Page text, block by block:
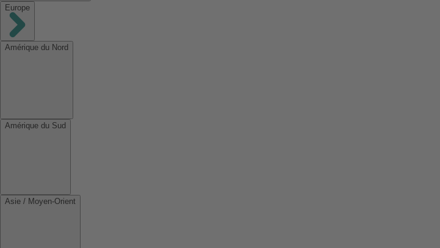
Europe
Amérique du Nord
Amérique du Sud
Asie / Moyen-Orient